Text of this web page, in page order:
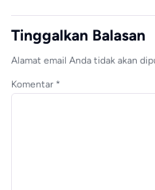
Tinggalkan Balasan
Alamat email Anda tidak akan
Komentar *